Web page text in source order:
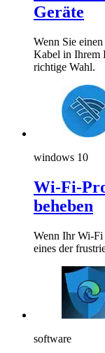
Geräte
Wenn Sie
Kabel in Ihrem
richtige Wahl.
windows 10
Wi-Fi-
beheben
Wenn Ihr Wi-
eines der
software